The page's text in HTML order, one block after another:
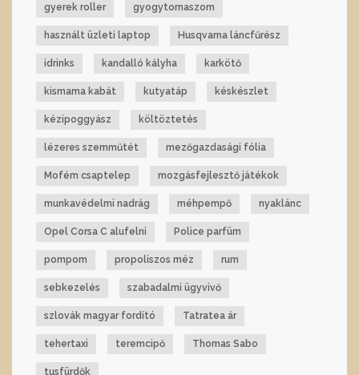
gyerek roller gyogytornaszom
használt üzleti laptop Husqvarna láncfűrész
idrinks kandalló kályha karkötő
kismama kabát kutyatáp késkészlet
kézipoggyász költöztetés
lézeres szemműtét mezőgazdasági fólia
Mofém csaptelep mozgásfejlesztő játékok
munkavédelmi nadrág méhpempő nyaklánc
Opel Corsa C alufelni Police parfüm
pompom propoliszos méz rum
sebkezelés szabadalmi ügyvivő
szlovák magyar fordító Tatratea ár
tehertaxi teremcipő Thomas Sabo
tusfürdők